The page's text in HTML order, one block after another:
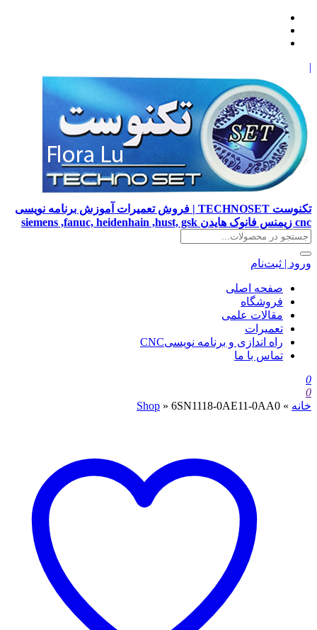
|
تکنوست TECHNOSET | فروش تعمیرات آموزش برنامه نویسی
cnc زیمنس فانوک هایدن siemens ,fanuc, heidenhain ,hust, gsk
ورود | ثبت‌نام
صفحه اصلی
فروشگاه
مقالات علمی
تعمیرات
راه اندازی و برنامه نویسیCNC
تماس با ما
0
0
خانه »
Shop » 6SN1118-0AE11-0AA0